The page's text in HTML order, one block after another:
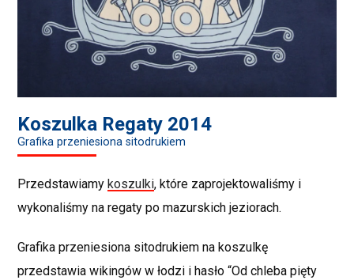
Koszulka Regaty 2014
Grafika przeniesiona sitodrukiem
Przedstawiamy koszulki, które zaprojektowaliśmy i
wykonaliśmy na regaty po mazurskich jeziorach.
Grafika przeniesiona sitodrukiem na koszulkę
przedstawia wikingów w łodzi i hasło “Od chleba pięty